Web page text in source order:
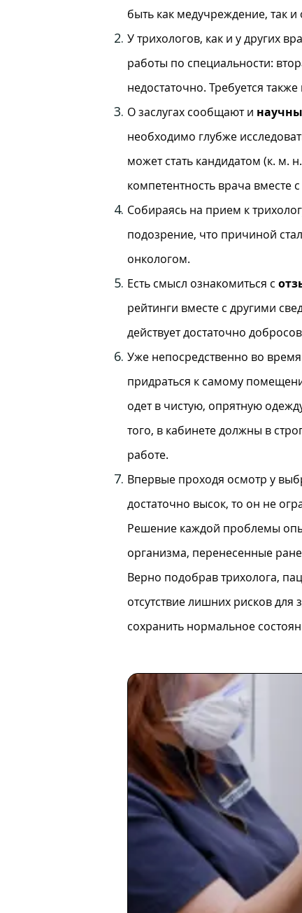
быть как медучреждение, так и
У трихологов, как и у других
работы по специальности:
недостаточно. Требуется
О заслугах сообщают и
необходимо глубже
может стать кандидатом (к. м.
компетентность врача вместе
Собираясь на прием к
подозрение, что причиной
онкологом.
Есть смысл ознакомиться с
рейтинги вместе с другими
действует достаточно
Уже непосредственно во
придраться к самому
одет в чистую, опрятную
того, в кабинете должны в
работе.
Впервые проходя осмотр у
достаточно высок, то он не
Решение каждой проблемы
организма, перенесенные
Верно подобрав трихолога,
отсутствие лишних рисков
сохранить нормальное